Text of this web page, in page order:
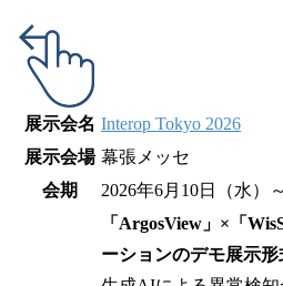
展示会名 Interop Tokyo 2026
展示会場 幕張メッセ
会期
2026年6月10日（水）
「ArgosView」×「
ーションのデモ展示形